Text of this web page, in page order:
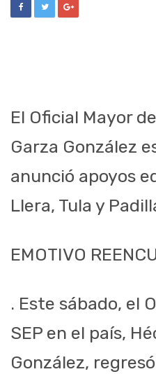
El Oficial Mayor
Garza González
anunció apoyos
Llera, Tula y
EMOTIVO
. Este sábado, el
SEP en el país,
González,